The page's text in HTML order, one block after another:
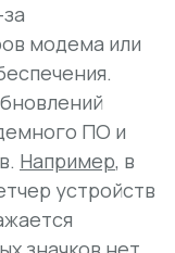
модема или
ПО и
Например, в
устройств